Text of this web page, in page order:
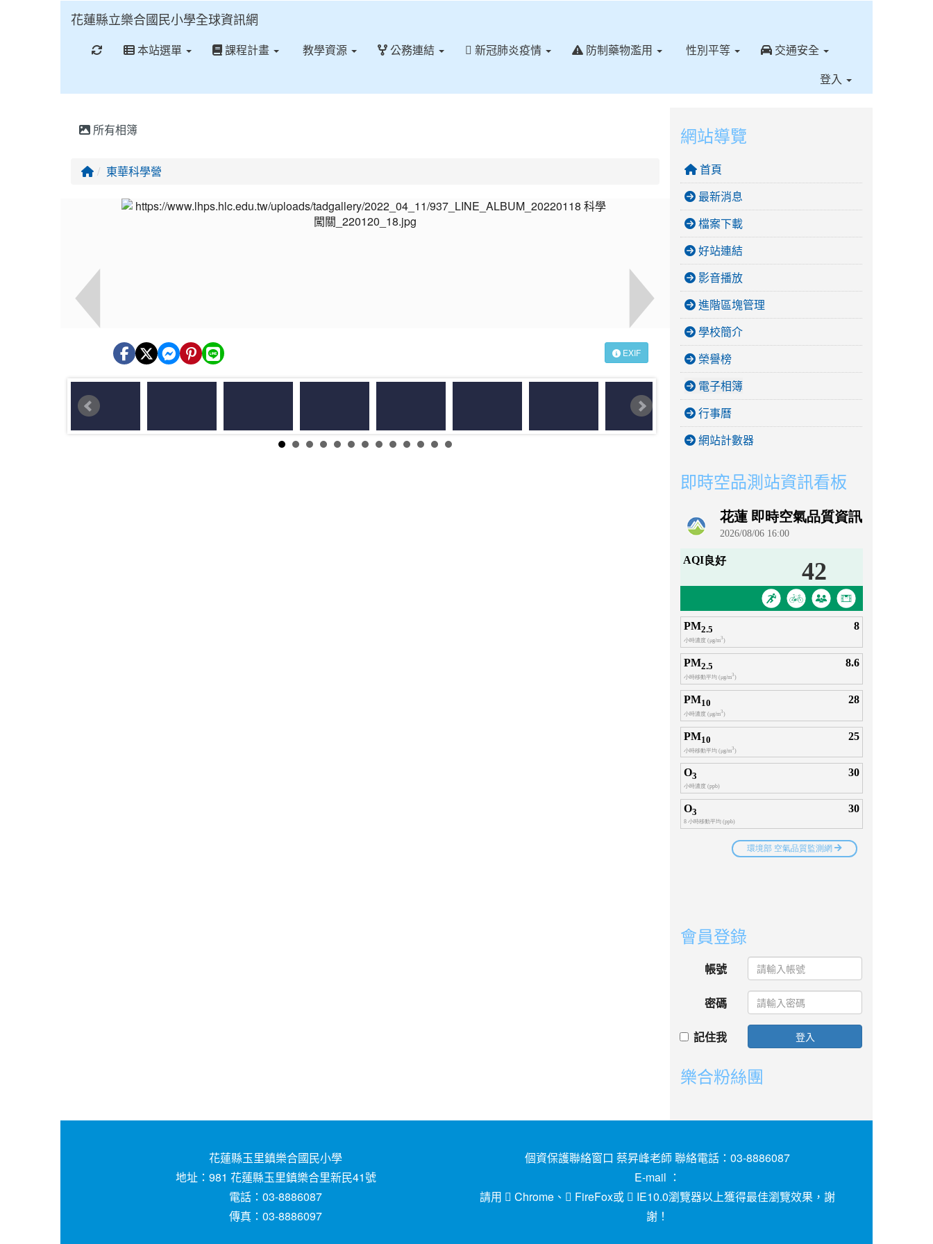
花蓮縣立樂合國民小學全球資訊網
重新取得佈景設定
本站選單 課程計畫 教學資源 公務連結 新冠肺炎疫情 防制藥物濫用 性別平等
交通安全
登入
所有相簿
回首頁
東華科學營
EXIF
網站導覽
首頁
最新消息
檔案下載
好站連結
影音播放
進階區塊管理
學校簡介
榮譽榜
電子相簿
行事曆
網站計數器
即時空品測站資訊看板
會員登錄
帳號
密碼
記住我 登入
樂合粉絲團
花蓮縣玉里鎮樂合國民小學
地址：981 花蓮縣玉里鎮樂合里新民41號
電話：03-8886087
傳真：03-8886097
個資保護聯絡窗口 蔡昇峰老師 聯絡電話：03-8886087
E-mail ：
請用
Chrome 、 FireFox或
IE10.0瀏覽器以上獲得最佳瀏覽效果，謝
謝！